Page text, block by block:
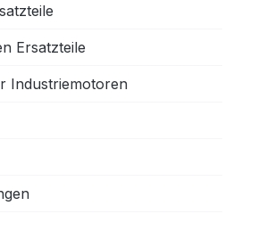
Ersatzteile
Industriemotoren